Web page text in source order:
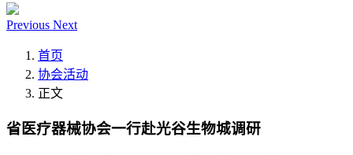
Previous Next
首页
协会活动
正文
省医疗器械协会一行赴光谷生物城调研